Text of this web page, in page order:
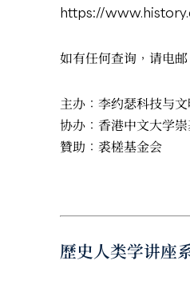
https://
如有任何查询，请电邮
主办：李约瑟科技与
协办：香港中文大学
贊助：裘槎基金会
歷史人类学讲座